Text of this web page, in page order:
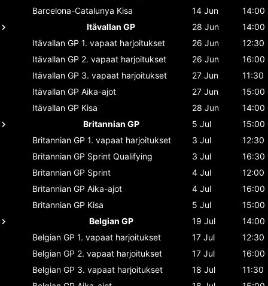
Barcelona-Catalunya Kisa 14 Jun
14:00
Itävallan GP
28 Jun
14:00
Itävallan GP 1. vapaat harjoitukset 26 Jun
12:30
Itävallan GP 2. vapaat harjoitukset 26 Jun
16:00
Itävallan GP 3. vapaat harjoitukset 27 Jun
11:30
Itävallan GP Aika-ajot 27 Jun
15:00
Itävallan GP Kisa 28 Jun
14:00
Britannian GP
5 Jul
15:00
Britannian GP 1. vapaat harjoitukset 3 Jul
12:30
Britannian GP Sprint Qualifying 3 Jul
16:30
Britannian GP Sprint 4 Jul
12:00
Britannian GP Aika-ajot 4 Jul
16:00
Britannian GP Kisa 5 Jul
15:00
Belgian GP
19 Jul
14:00
Belgian GP 1. vapaat harjoitukset 17 Jul
12:30
Belgian GP 2. vapaat harjoitukset 17 Jul
16:00
Belgian GP 3. vapaat harjoitukset 18 Jul
11:30